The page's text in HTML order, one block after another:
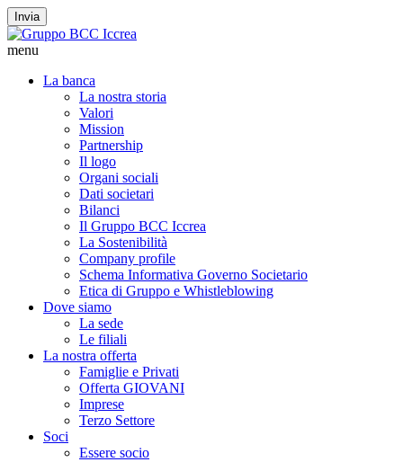
Invia
menu
La banca
La nostra storia
Valori
Mission
Partnership
Il logo
Organi sociali
Dati societari
Bilanci
Il Gruppo BCC Iccrea
La Sostenibilità
Company profile
Schema Informativa Governo Societario
Etica di Gruppo e Whistleblowing
Dove siamo
La sede
Le filiali
La nostra offerta
Famiglie e Privati
Offerta GIOVANI
Imprese
Terzo Settore
Soci
Essere socio